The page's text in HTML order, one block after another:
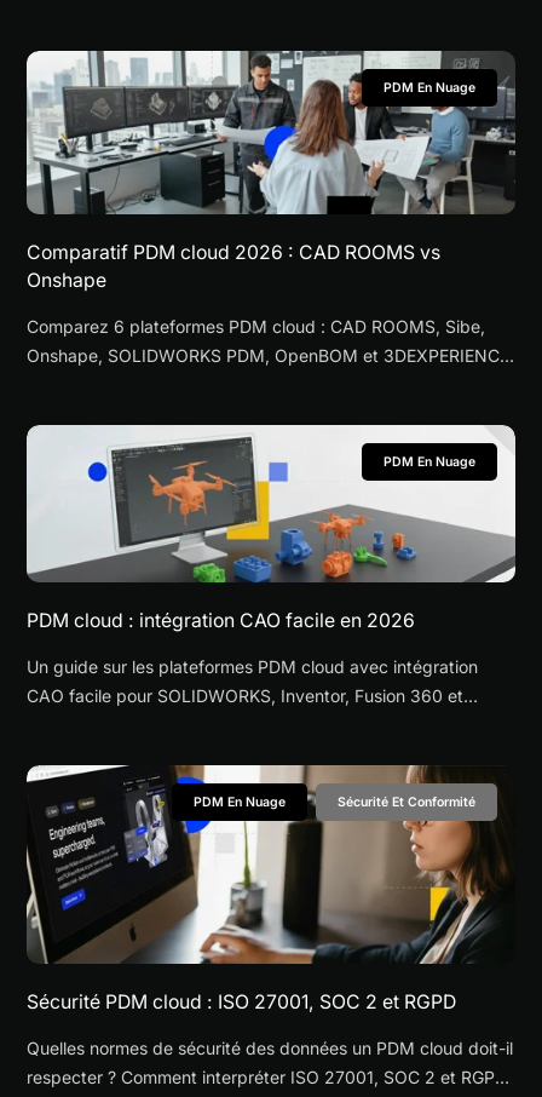
PDM En Nuage
Comparatif PDM cloud 2026 : CAD ROOMS vs
Onshape
Comparez 6 plateformes PDM cloud : CAD ROOMS, Sibe,
Onshape, SOLIDWORKS PDM, OpenBOM et 3DEXPERIENCE.
PDM En Nuage
PDM cloud : intégration CAO facile en 2026
Un guide sur les plateformes PDM cloud avec intégration
CAO facile pour SOLIDWORKS, Inventor, Fusion 360 et
modernes basées sur les fichiers.
PDM En Nuage Sécurité Et Conformité
Sécurité PDM cloud : ISO 27001, SOC 2 et RGPD
Quelles normes de sécurité des données un PDM cloud doit-il
respecter ? Comment interpréter ISO 27001, SOC 2 et RGPD